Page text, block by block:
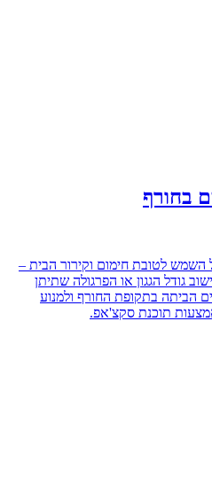
בחורף
השמש לטובת חימום וקירור הבית –
גודל הגגון או הפרגולה שתיתן
הביתה בתקופת החורף ולמנוע
תוכנת סקצ'אפ.